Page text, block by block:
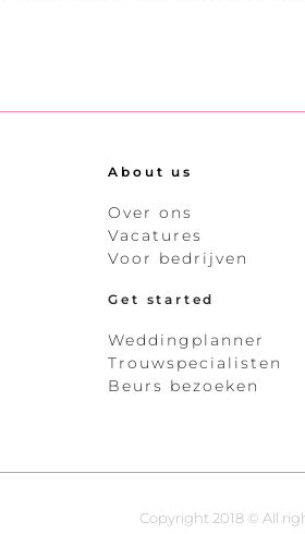
About us
Over ons
Vacatures
Voor bedrijven
Get started
Weddingplanner
Trouwspecialisten
Beurs bezoeken
Copyright 2018 © All